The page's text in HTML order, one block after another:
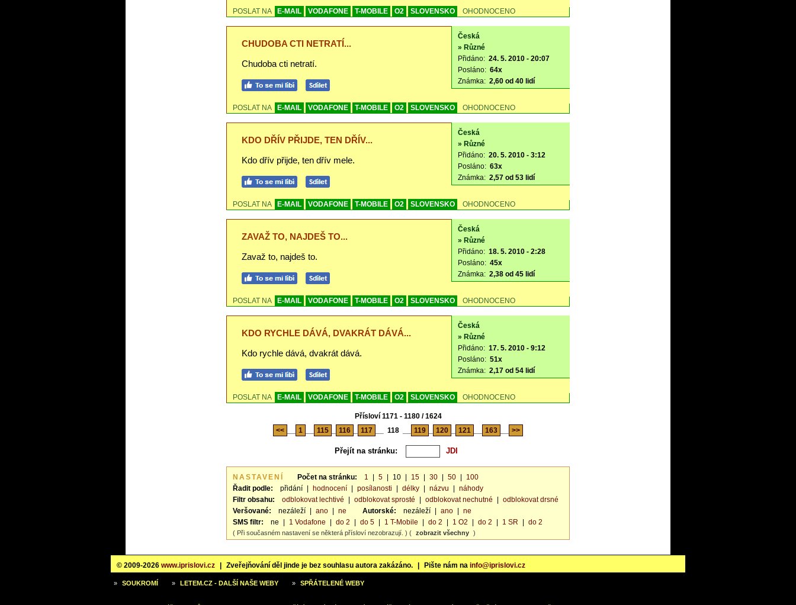
POSLAT NA E-MAIL VODAFONE T-MOBILE O2 SLOVENSKO OHODNOCENO
CHUDOBA CTI NETRATÍ...
Chudoba cti netratí.
Česká
» Různé
Přidáno: 24. 5. 2010 - 20:07
Posláno: 64x
Známka: 2,60 od 40 lidí
POSLAT NA E-MAIL VODAFONE T-MOBILE O2 SLOVENSKO OHODNOCENO
KDO DŘÍV PŘIJDE, TEN DŘÍV...
Kdo dřív přijde, ten dřív mele.
Česká
» Různé
Přidáno: 20. 5. 2010 - 3:12
Posláno: 63x
Známka: 2,57 od 53 lidí
POSLAT NA E-MAIL VODAFONE T-MOBILE O2 SLOVENSKO OHODNOCENO
ZAVAŽ TO, NAJDEŠ TO...
Zavaž to, najdeš to.
Česká
» Různé
Přidáno: 18. 5. 2010 - 2:28
Posláno: 45x
Známka: 2,38 od 45 lidí
POSLAT NA E-MAIL VODAFONE T-MOBILE O2 SLOVENSKO OHODNOCENO
KDO RYCHLE DÁVÁ, DVAKRÁT DÁVÁ...
Kdo rychle dává, dvakrát dává.
Česká
» Různé
Přidáno: 17. 5. 2010 - 9:12
Posláno: 51x
Známka: 2,17 od 54 lidí
POSLAT NA E-MAIL VODAFONE T-MOBILE O2 SLOVENSKO OHODNOCENO
Přísloví 1171 - 1180 / 1624
<<
1 115 116 117 118 119 120 121 163 >>
Přejít na stránku:
NASTAVENÍ Počet na stránku: 1 5 10 15 30 50
100
Řadit podle:
přidání hodnocení posílanosti délky názvu
náhody
Filtr obsahu:
odblokovat lechtivé odblokovat sprosté odblokovat nechutné
odblokovat drsné
Veršované:
nezáleží ano ne Autorské: nezáleží ano
ne
SMS filtr:
ne 1 Vodafone do 2 do 5 1 T-Mobile do 2 1 O2 do 2 1 SR do 2
( Při současném nastavení se některá přísloví nezobrazují. ) ( zobrazit všechny )
© 2009-2026 www.iprislovi.cz Zveřejňování děl jinde je bez souhlasu autora zakázáno. Pište nám na info@iprislovi.cz
» SOUKROMÍ » LETEM.CZ - DALŠÍ NAŠE WEBY » SPŘÁTELENÉ WEBY